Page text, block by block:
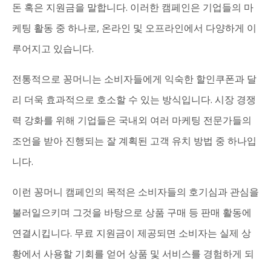
돈 혹은 지원금을 말합니다. 이러한 캠페인은 기업들의 마
케팅 활동 중 하나로, 온라인 및 오프라인에서 다양하게 이
루어지고 있습니다.
전통적으로 꽁머니는 소비자들에게 익숙한 할인쿠폰과 달
리 더욱 효과적으로 호소할 수 있는 방식입니다. 시장 경쟁
력 강화를 위해 기업들은 국내외 여러 마케팅 전문가들의
조언을 받아 진행되는 잘 계획된 고객 유치 방법 중 하나입
니다.
이런 꽁머니 캠페인의 목적은 소비자들의 호기심과 관심을
불러일으키며 그것을 바탕으로 상품 구매 등 판매 활동에
연결시킵니다. 무료 지원금이 제공되면 소비자는 실제 상
황에서 사용할 기회를 얻어 상품 및 서비스를 경험하게 되